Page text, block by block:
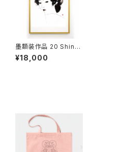
墨額装作品 20 Shinsu
i¥18,000